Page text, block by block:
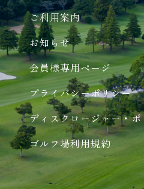
ご利用案内
お知らせ
会員様専用ページ
プライバシーポリシー
ディスクロージャー・
ゴルフ場利用規約